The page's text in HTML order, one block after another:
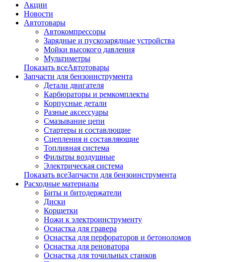
Акции
Новости
Автотовары
Автокомпрессоры
Зарядные и пускозарядные устройства
Мойки высокого давления
Мультиметры
Показать всеАвтотовары
Запчасти для бензоинструмента
Детали двигателя
Карбюраторы и ремкомплекты
Корпусные детали
Разные аксессуары
Смазывание цепи
Стартеры и составлющие
Сцепления и составляющие
Топливная система
Фильтры воздушные
Электрическая система
Показать всеЗапчасти для бензоинструмента
Расходные материалы
Биты и битодержатели
Диски
Корщетки
Ножи к электроинструменту
Оснастка для гравера
Оснастка для перфораторов и бетоноломов
Оснастка для реноватора
Оснастка для точильных станков